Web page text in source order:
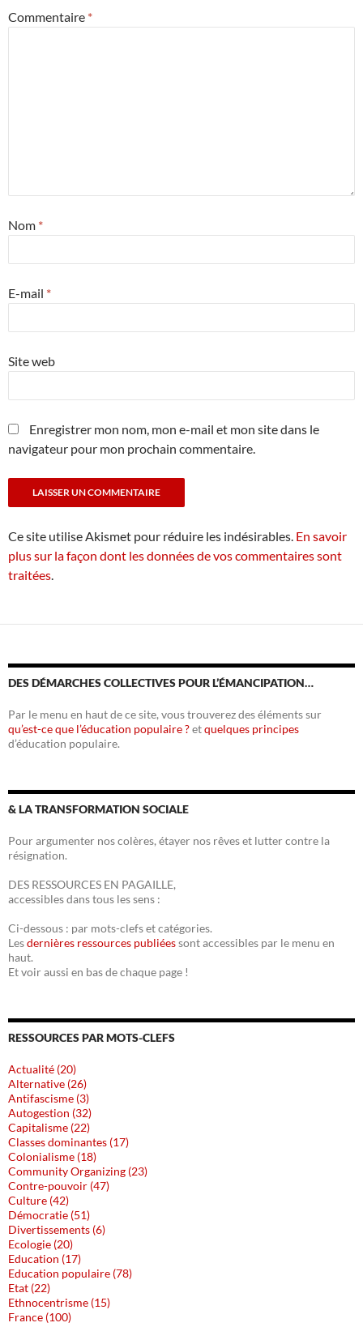
Commentaire *
Nom *
E-mail *
Site web
Enregistrer mon nom, mon e-mail et mon site dans le
navigateur pour mon prochain commentaire.
Ce site utilise Akismet pour réduire les indésirables. En savoir
plus sur la façon dont les données de vos commentaires sont
traitées
DES DÉMARCHES COLLECTIVES POUR L’ÉMANCIPATION…
Par le menu en haut de ce site, vous trouverez des éléments sur
qu’est-ce que l’éducation populaire ?etquelques principes
d’éducation populaire.
& LA TRANSFORMATION SOCIALE
Pour argumenter nos colères, étayer nos rêves et lutter contre la
résignation.
DES RESSOURCES EN PAGAILLE,
accessibles dans tous les sens :
Ci-dessous : par mots-clefs et catégories.
Lesdernières ressources publiéessont accessibles par le menu en
haut.
Et voir aussi en bas de chaque page !
RESSOURCES PAR MOTS-CLEFS
Actualité (20)
Alternative (26)
Antifascisme (3)
Autogestion (32)
Capitalisme (22)
Classes dominantes (17)
Colonialisme (18)
Community Organizing (23)
Contre-pouvoir (47)
Culture (42)
Démocratie (51)
Divertissements (6)
Ecologie (20)
Education (17)
Education populaire (78)
Etat (22)
Ethnocentrisme (15)
France (100)